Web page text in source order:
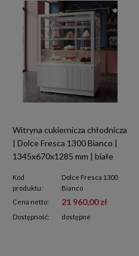
Witryna cukiernicza chłodnicza
| Dolce Fresca 1300 Bianco |
1345x670x1285 mm | białe
Kod
produktu:
Dolce Fresca 1300
Bianco
Cena netto:
21 960,00 zł
Dostępność: dostępne